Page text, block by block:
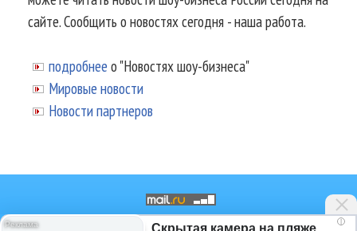
сайте. Сообщить о новостях сегодня - наша работа.
подробнее о "Новостях шоу-бизнеса"
Мировые новости
Новости партнеров
© 2002-2026. Информационное i